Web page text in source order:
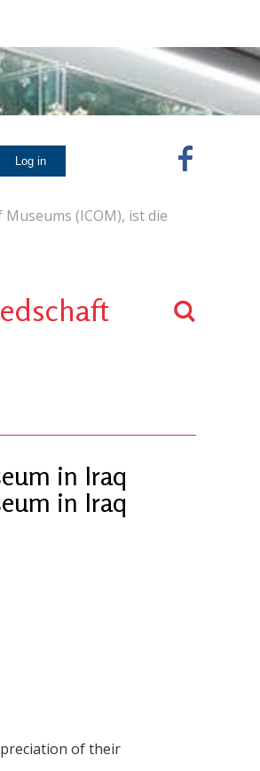
(ICOM), ist die
in Iraq
in Iraq
of their